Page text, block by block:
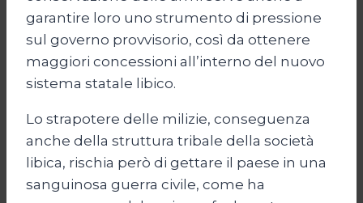
garantire loro uno strumento di pressione
sul governo provvisorio, così da ottenere
maggiori concessioni all’interno del nuovo
sistema statale libico.
Lo strapotere delle milizie, conseguenza
anche della struttura tribale della società
libica, rischia però di gettare il paese in una
sanguinosa guerra civile, come ha